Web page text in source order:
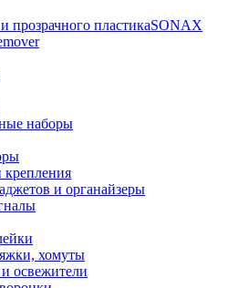
прозрачного пластикаSONAX
наборы
и органайзеры
хомуты
освежители